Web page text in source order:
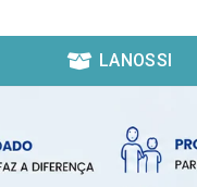
LANOSSI